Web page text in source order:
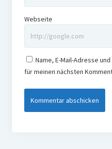
Webseite
Name, E-Mail-Adresse
für meinen nächsten